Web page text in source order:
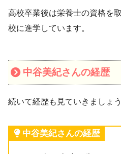
高校卒業後は栄養士の資格を
校に進学しています。
中谷美紀さんの経歴
続いて経歴も見ていきましょう
中谷美紀さんの経歴